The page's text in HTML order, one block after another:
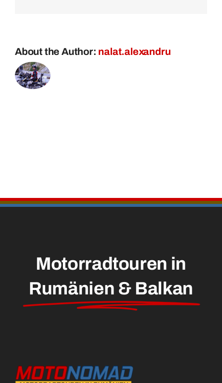
About the Author: nalat.alexandru
Motorradtouren in
Rumänien & Balkan